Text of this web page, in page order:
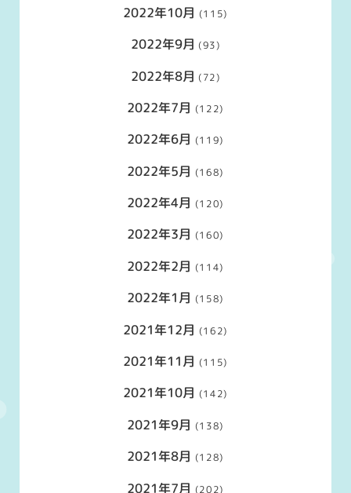
2022年10月 (115)
2022年9月 (93)
2022年8月 (72)
2022年7月 (122)
2022年6月 (119)
2022年5月 (168)
2022年4月 (120)
2022年3月 (160)
2022年2月 (114)
2022年1月 (158)
2021年12月 (162)
2021年11月 (115)
2021年10月 (142)
2021年9月 (138)
2021年8月 (128)
2021年7月 (202)